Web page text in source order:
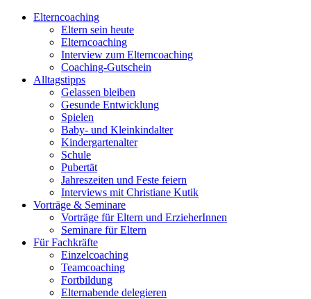
Elterncoaching
Eltern sein heute
Elterncoaching
Interview zum Elterncoaching
Coaching-Gutschein
Alltagstipps
Gelassen bleiben
Gesunde Entwicklung
Spielen
Baby- und Kleinkindalter
Kindergartenalter
Schule
Pubertät
Jahreszeiten und Feste feiern
Interviews mit Christiane Kutik
Vorträge & Seminare
Vorträge für Eltern und ErzieherInnen
Seminare für Eltern
Für Fachkräfte
Einzelcoaching
Teamcoaching
Fortbildung
Elternabende delegieren